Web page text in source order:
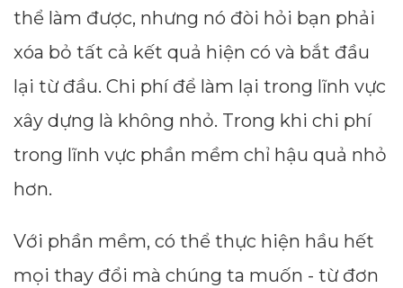
thể làm được, nhưng nó đòi hỏi bạn phải
xóa bỏ tất cả kết quả hiện có và bắt đầu
lại từ đầu. Chi phí để làm lại trong lĩnh vực
xây dựng là không nhỏ. Trong khi chi phí
trong lĩnh vực phần mềm chỉ hậu quả nhỏ
hơn.
Với phần mềm, có thể thực hiện hầu hết
mọi thay đổi mà chúng ta muốn - từ đơn